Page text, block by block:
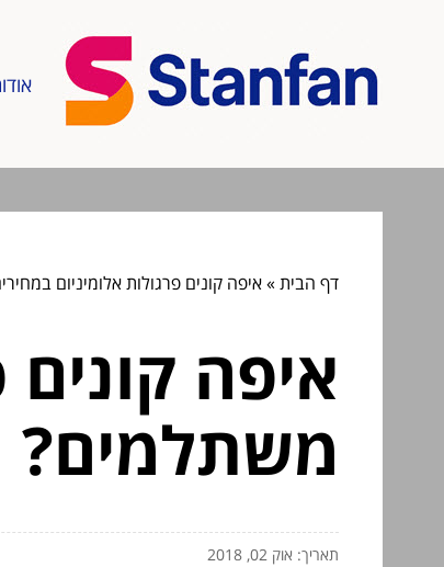
דף הבית»איפה קונים פרגולות אלומיניום
איפה קונים
משתלמים?
תאריך: אוק 02, 2018